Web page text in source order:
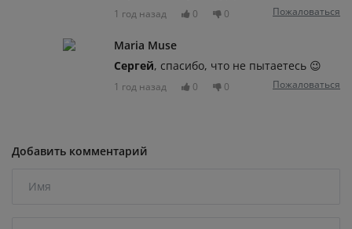
1 год назад 0 0 Пожаловаться
Maria Muse
Сергей, спасибо, что не пытаетесь 😉
1 год назад 0 0 Пожаловаться
Добавить комментарий